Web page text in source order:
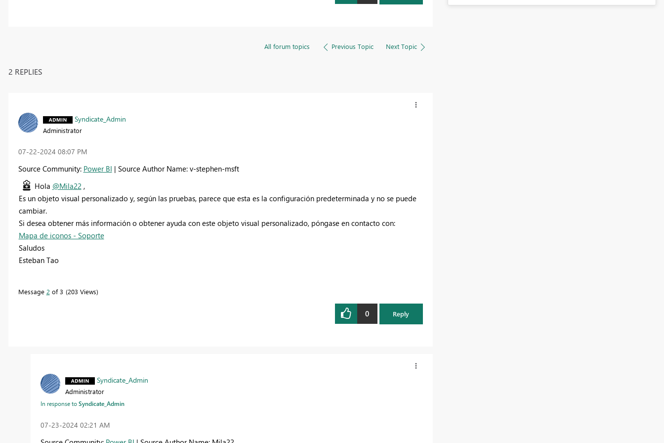
All forum topics Previous Topic Next Topic
2 REPLIES
Syndicate_Admin
Administrator
‎07-22-2024 08:07 PM
Source Community: Power BI | Source Author Name: v-stephen-msft
Hola @Mila22 ,
Es un objeto visual personalizado y, según las pruebas, parece que esta es la configuración predeterminada y no se puede
cambiar.
Si desea obtener más información o obtener ayuda con este objeto visual personalizado, póngase en contacto con:
Mapa de iconos - Soporte
Saludos
Esteban Tao
Message 2 of 3 203 Views
0 Reply
Syndicate_Admin
Administrator
In response toSyndicate_Admin
‎07-23-2024 02:21 AM